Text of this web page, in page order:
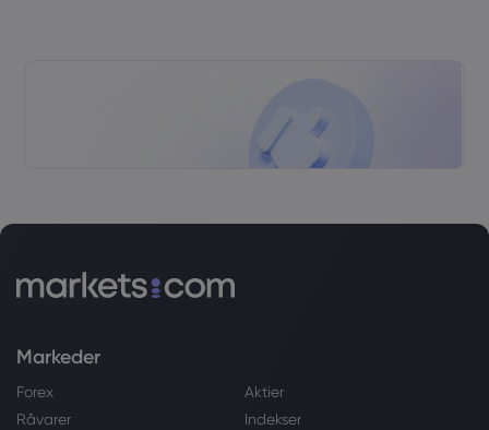
Markeder
Forex
Aktier
Råvarer
Indekser